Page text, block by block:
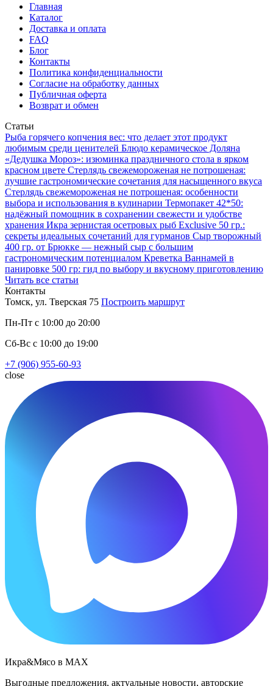
Главная
Каталог
Доставка и оплата
FAQ
Блог
Контакты
Политика конфиденциальности
Согласие на обработку данных
Публичная оферта
Возврат и обмен
Статьи
Рыба горячего копчения вес: что делает этот продукт
любимым среди ценителей Блюдо керамическое Доляна
«Дедушка Мороз»: изюминка праздничного стола в ярком
красном цвете Стерлядь свежемороженая не потрошеная:
лучшие гастрономические сочетания для насыщенного вкуса
Стерлядь свежемороженая не потрошеная: особенности
выбора и использования в кулинарии Термопакет 42*50:
надёжный помощник в сохранении свежести и удобстве
хранения Икра зернистая осетровых рыб Exclusive 50 гр.:
секреты идеальных сочетаний для гурманов Сыр творожный
400 гр. от Брюкке — нежный сыр с большим
гастрономическим потенциалом Креветка Ваннамей в
панировке 500 гр: гид по выбору и вкусному приготовлению
Читать все статьи
Контакты
Томск, ул. Тверская 75 Построить маршрут
Пн-Пт с 10:00 до 20:00
Сб-Вс с 10:00 до 19:00
+7 (906) 955-60-93
close
Икра&Мясо в МАХ
Выгодные предложения, актуальные новости, авторские